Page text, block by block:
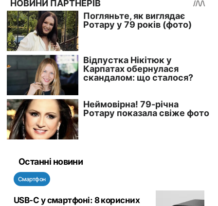
Останні новини
Смартфон
USB-C у смартфоні: 8 корисних